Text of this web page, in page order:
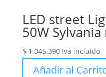
LED street
50W
$ 1.045.390 Iva incluido
Añadir al